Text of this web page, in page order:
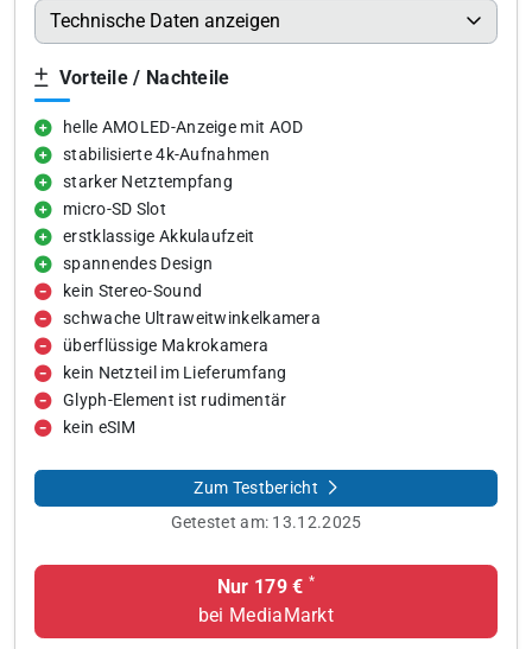
Technische Daten anzeigen
Vorteile / Nachteile
helle AMOLED-Anzeige mit AOD
stabilisierte 4k-Aufnahmen
starker Netztempfang
micro-SD Slot
erstklassige Akkulaufzeit
spannendes Design
kein Stereo-Sound
schwache Ultraweitwinkelkamera
überflüssige Makrokamera
kein Netzteil im Lieferumfang
Glyph-Element ist rudimentär
kein eSIM
Zum Testbericht
Getestet am: 13.12.2025
Nur 179 € *
bei MediaMarkt